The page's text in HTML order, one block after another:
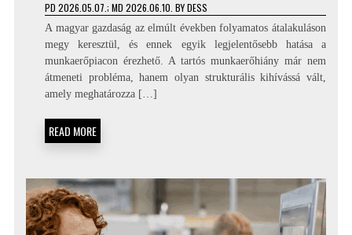
PD 2026.05.07. ; MD 2026.06.10. BYDESS
A magyar gazdaság az elmúlt években folyamatos átalakuláson
megy keresztül, és ennek egyik legjelentősebb hatása a
munkaerőpiacon érezhető. A tartós munkaerőhiány már nem
átmeneti probléma, hanem olyan strukturális kihívássá vált,
amely meghatározza […]
READ MORE